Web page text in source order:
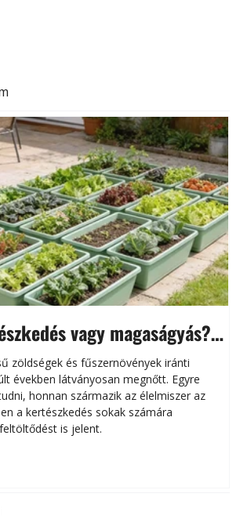
vagy magaságyás?
kertészkedés
zöldségek és fűszernövények iránti
években látványosan megnőtt. Egyre
honnan származik az élelmiszer az
a kertészkedés sokak számára
is jelent.